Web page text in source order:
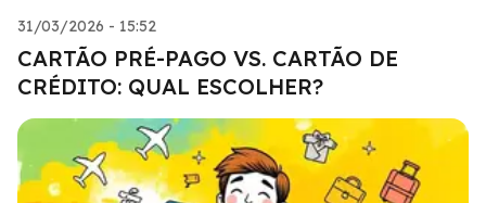
31/03/2026 - 15:52
CARTÃO PRÉ-PAGO VS. CARTÃO DE
CRÉDITO: QUAL ESCOLHER?